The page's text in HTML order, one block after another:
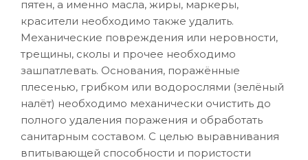
пятен, а именно масла, жиры, маркеры,
красители необходимо также удалить.
Механические повреждения или неровности,
трещины, сколы и прочее необходимо
зашпатлевать. Основания, поражённые
плесенью, грибком или водорослями (зелёный
налёт) необходимо механически очистить до
полного удаления поражения и обработать
санитарным составом. С целью выравнивания
впитывающей способности и пористости